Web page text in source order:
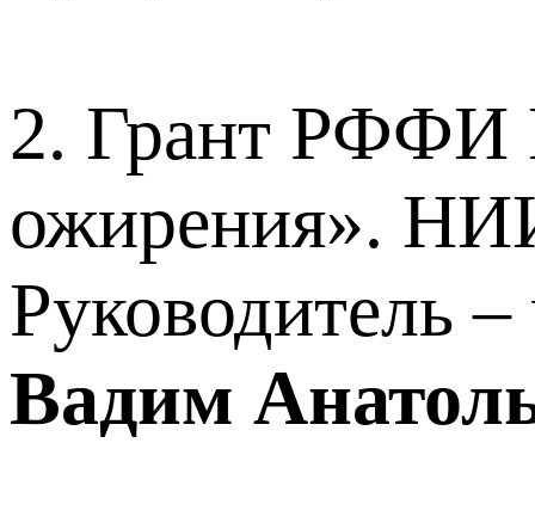
2. Грант РФФИ
ожирения».
Руководитель
Вадим